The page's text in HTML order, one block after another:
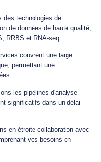
des technologies de
de données de haute qualité,
RRBS et RNA-seq.
couvrent une large
permettant une
les pipelines d'analyse
significatifs dans un délai
en étroite collaboration avec
vos besoins en